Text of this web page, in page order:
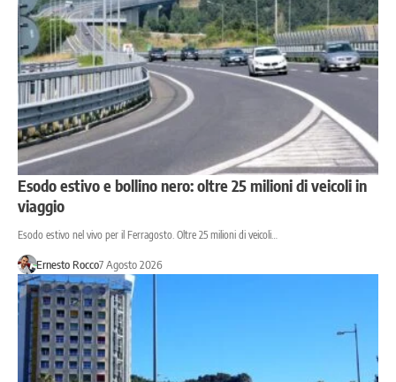
Esodo estivo e bollino nero: oltre 25 milioni di veicoli in
viaggio
Esodo estivo nel vivo per il Ferragosto. Oltre 25 milioni di veicoli…
Ernesto Rocco7 Agosto 2026